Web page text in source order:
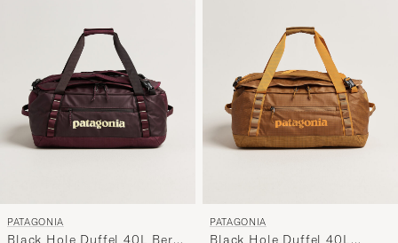
PATAGONIA
Black Hole Duffel 40L Berry
PATAGONIA
Black Hole Duffel 40L